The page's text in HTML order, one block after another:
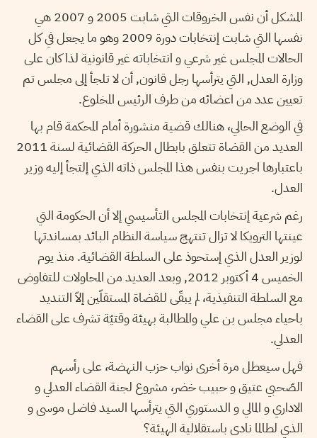
المشكل أن نفس الخروقات التي شابت 2005 و 2007 هي
نفسها التي شابت إنتخابات دورة 2009 وهو ما يجعل في كل
الحالات المجلس غير شرعي و انتخاباته غير قانونية لذا كان على
وزارة العدل, التي يترأسها رجل قانون, أن لا تلجأ إلى مجلس تم
تعيين عدد من اعضائه من طرف الرئيس المخلوع.
في الوضع الحالي، هنالك قضية منشورة أمام المحكمة قام بها
العديد من القضاة تتعلق بابطال الحركة القضائية لسنة 2011
باعتبارها اجريت بنفس هذا المجلس ذاته الذي إلتجأ إليه وزير
العدل.
رغم شرعية إنتخابات المجلس التأسيسي إلا أن الحكومة التي
عينتها الترويكا لا تزال تنتهج سياسة النظام البائد بمساندتها
لوزير العدل الذي إستحوذ على السلطة القضائية. منذ يوم
الخميس 4 أكتوبر 2012, وبعد العديد من المحاولات للتفاوض
مع السلطة التنفيذية، لم يبقّى للقضاة المستقلّين إلاّ التنديد
باحياء مجلس بن علي والمطالبة بهيئة وقتيّة تشرف على القضاء
العدلي.
فهل سيعطل مرة أخرى نواب حزب النهضة، على رأسهم
الصّحبي عتيق و حبيب خضر، مشروع لجنة القضاء العدلي و
الاداري و المالي و الدستوري التي يترأسها السيد فاضل موسى و
الذي لطالما نادى باستقلالية الهيئة؟